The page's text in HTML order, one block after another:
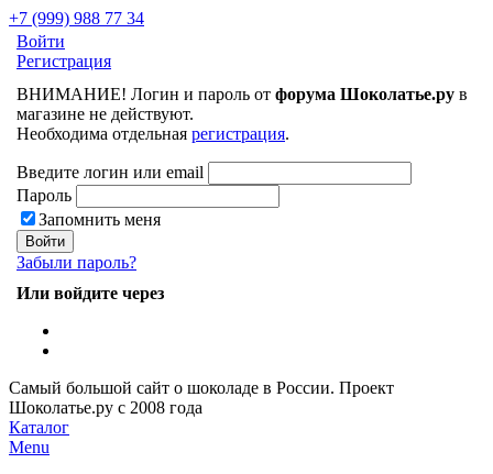
+7 (999) 988 77 34
Войти
Регистрация
ВНИМАНИЕ! Логин и пароль от форума Шоколатье.ру в
магазине не действуют.
Необходима отдельная регистрация.
Введите логин или email
Пароль
Запомнить меня
Забыли пароль?
Или войдите через
Самый большой сайт о шоколаде в России. Проект
Шоколатье.ру с 2008 года
Каталог
Menu